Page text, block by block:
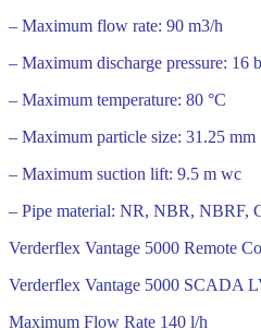
– Maximum flow rate: 90 m3/h
– Maximum discharge pressure: 16
– Maximum temperature: 80 °C
– Maximum particle size: 31.25 mm
– Maximum suction lift: 9.5 m wc
– Pipe material: NR, NBR, NBRF,
Verderflex Vantage 5000 Remote
Verderflex Vantage 5000 SCADA
Maximum Flow Rate 140 l/h